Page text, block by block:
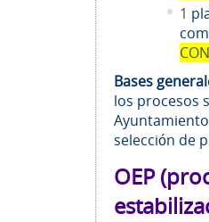
1
Bases
los procesos
selección de
OEP